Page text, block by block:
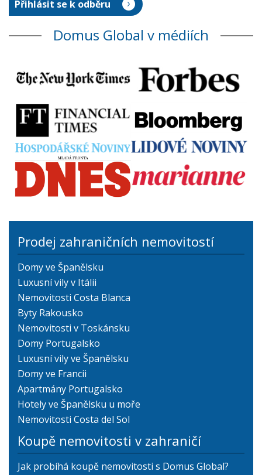
Domus Global v médiích
Prodej zahraničních nemovitostí
Domy ve Španělsku
Luxusní vily v Itálii
Nemovitosti Costa Blanca
Byty Rakousko
Nemovitosti v Toskánsku
Domy Portugalsko
Luxusní vily ve Španělsku
Domy ve Francii
Apartmány Portugalsko
Hotely ve Španělsku u moře
Nemovitosti Costa del Sol
Koupě nemovitosti v zahraničí
Jak probíhá koupě nemovitosti s Domus Global?